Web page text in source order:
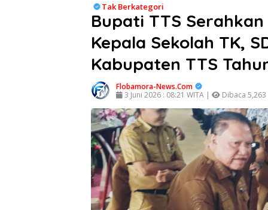
Tak Berkategori
Bupati TTS Serahkan
Kepala Sekolah TK,
Kabupaten TTS
Flobamora-News.Com
3 Juni 2026 : 08:21 WITA |
Dibaca 5,263